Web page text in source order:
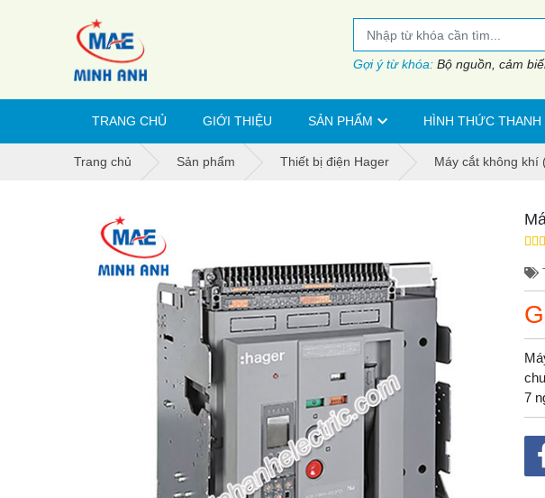
Gợi ý từ khóa: Bộ nguồn, cảm
TRANG CHỦ GIỚI THIỆU SẢN PHẨM HÌNH THỨC THANH
Trang chủ Sản phẩm Thiết bị điện Hager Máy cắt không khí
7